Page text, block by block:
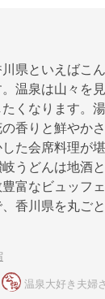
県といえばこ
温泉は山々を
くなります。
香りと鮮やか
た会席料理が
うどんは地酒
富なビュッフ
香川県を丸ご
温泉大好き夫婦